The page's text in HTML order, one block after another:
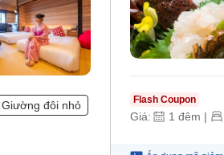
đôi nhỏ
Flash Coupon
Giá: 1 đêm |